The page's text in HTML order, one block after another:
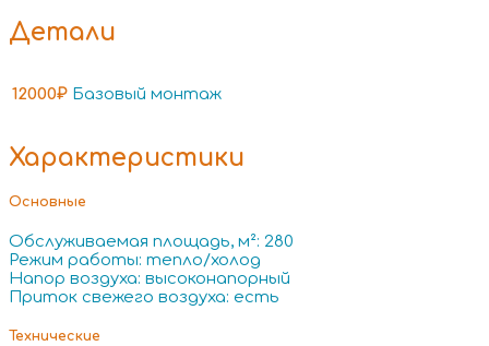
Детали
12000₽ Базовый монтаж
Характеристики
Основные
Обслуживаемая площадь, м²: 280
Режим работы: тепло/холод
Напор воздуха: высоконапорный
Приток свежего воздуха: есть
Технические